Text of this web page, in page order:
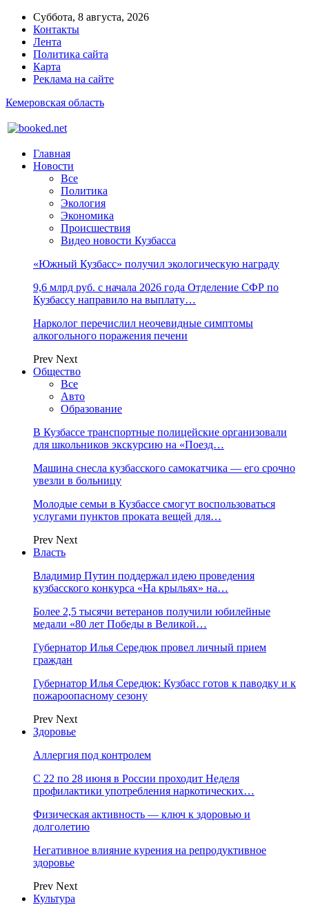
Суббота, 8 августа, 2026
Контакты
Лента
Политика сайта
Карта
Реклама на сайте
Кемеровская область
Главная
Новости
Все
Политика
Экология
Экономика
Происшествия
Видео новости Кузбасса
«Южный Кузбасс» получил экологическую награду
9,6 млрд руб. с начала 2026 года Отделение СФР по
Кузбассу направило на выплату…
Нарколог перечислил неочевидные симптомы
алкогольного поражения печени
Prev Next
Общество
Все
Авто
Образование
В Кузбассе транспортные полицейские организовали
для школьников экскурсию на «Поезд…
Машина снесла кузбасского самокатчика — его срочно
увезли в больницу
Молодые семьи в Кузбассе смогут воспользоваться
услугами пунктов проката вещей для…
Prev Next
Власть
Владимир Путин поддержал идею проведения
кузбасского конкурса «На крыльях» на…
Более 2,5 тысячи ветеранов получили юбилейные
медали «80 лет Победы в Великой…
Губернатор Илья Середюк провел личный прием
граждан
Губернатор Илья Середюк: Кузбасс готов к паводку и к
пожароопасному сезону
Prev Next
Здоровье
Аллергия под контролем
С 22 по 28 июня в России проходит Неделя
профилактики употребления наркотических…
Физическая активность — ключ к здоровью и
долголетию
Негативное влияние курения на репродуктивное
здоровье
Prev Next
Культура